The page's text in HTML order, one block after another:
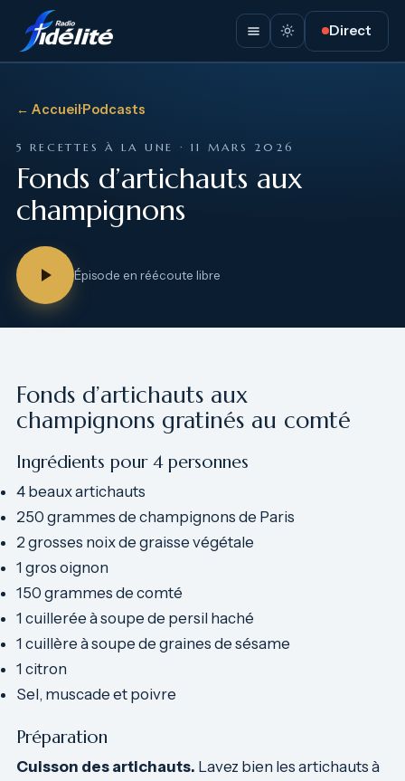
Direct
← Accueil·Podcasts
5 RECETTES À LA UNE · 11 MARS 2026
Fonds d’artichauts aux
champignons
Épisode en réécoute libre
Fonds d’artichauts aux
champignons gratinés au comté
Ingrédients pour 4 personnes
4 beaux artichauts
250 grammes de champignons de Paris
2 grosses noix de graisse végétale
1 gros oignon
150 grammes de comté
1 cuillerée à soupe de persil haché
1 cuillère à soupe de graines de sésame
1 citron
Sel, muscade et poivre
Préparation
Cuisson des artichauts. Lavez bien les artichauts à